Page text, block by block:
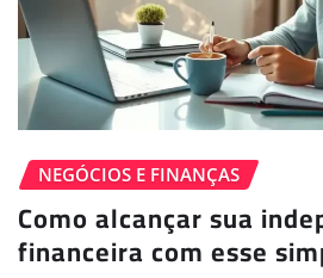
NEGÓCIOS E FINANÇAS
Como alcançar sua
financeira com esse